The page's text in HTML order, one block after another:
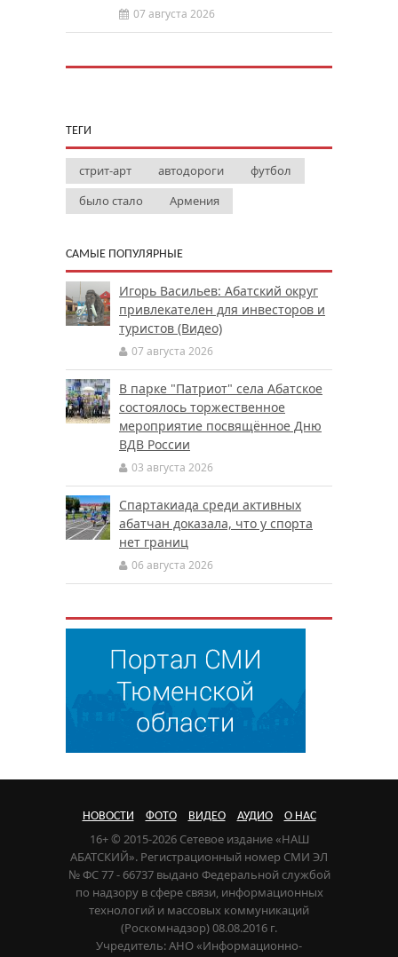
07 августа 2026
ТЕГИ
стрит-арт автодороги
футбол
было стало
Армения
САМЫЕ ПОПУЛЯРНЫЕ
Игорь Васильев: Абатский округ
привлекателен для инвесторов и
туристов (Видео)
07 августа 2026
В парке "Патриот" села Абатское
состоялось торжественное
мероприятие посвящённое Дню
ВДВ России
03 августа 2026
Спартакиада среди активных
абатчан доказала, что у спорта
нет границ
06 августа 2026
НОВОСТИ ФОТО ВИДЕО АУДИО О НАС
16+ © 2015-2026 Сетевое издание «НАШ
АБАТСКИЙ». Регистрационный номер СМИ ЭЛ
№ ФС 77 - 66737 выдано Федеральной службой
по надзору в сфере связи, информационных
технологий и массовых коммуникаций
(Роскомнадзор) 08.08.2016 г.
Учредитель: АНО «Информационно-